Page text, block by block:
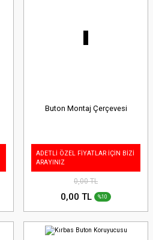
Buton Montaj Çerçevesi
ADETLİ ÖZEL FİYATLAR İÇİN BİZİ
ARAYINIZ
0,00 TL
0,00 TL %10